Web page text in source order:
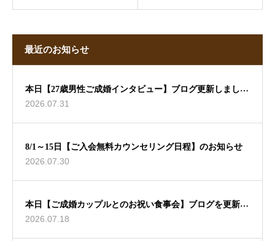
最近のお知らせ
本日【27歳男性ご成婚インタビュー】ブログ更新しました
🖊
2026.07.31
8/1～15日【ご入会無料カウンセリング日程】のお知らせ
2026.07.30
本日【ご成婚カップルとのお祝い食事会】ブログを更新し
ました🖊
2026.07.18